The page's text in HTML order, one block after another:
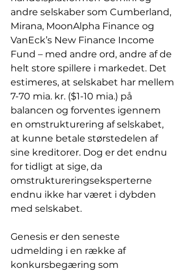
andre selskaber som Cumberland,
Mirana, MoonAlpha Finance og
VanEck’s New Finance Income
Fund – med andre ord, andre af de
helt store spillere i markedet. Det
estimeres, at selskabet har mellem
7-70 mia. kr. ($1-10 mia.) på
balancen og forventes igennem
en omstrukturering af selskabet,
at kunne betale størstedelen af
sine kreditorer. Dog er det endnu
for tidligt at sige, da
omstruktureringseksperterne
endnu ikke har været i dybden
med selskabet.
Genesis er den seneste
udmelding i en række af
konkursbegæring som